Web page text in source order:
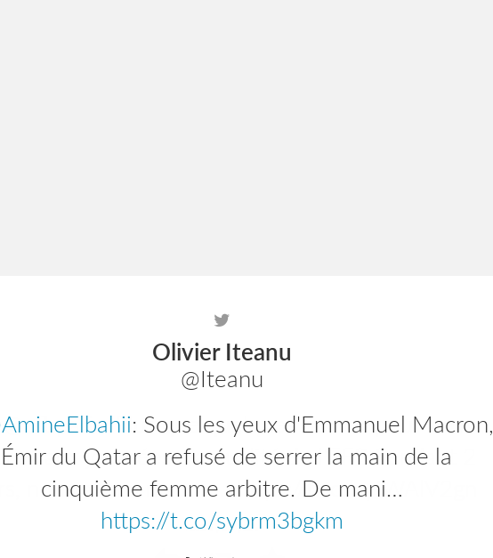
Olivier Iteanu
@Iteanu
: Sous les yeux d'Emmanuel Macron,
du Qatar a refusé de serrer la main de la
cinquième femme arbitre. De mani…
https://t.co/sybrm3bgkm
@efbparis: Plus que quelques heures pour vous
aux journées d'actualité de l'EFB Pendant 2
nous allons revenir…https://t.co/zyIWAlV2gn
Posté il y a 4 years